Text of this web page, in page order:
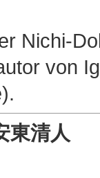
Nichi-
von
清人